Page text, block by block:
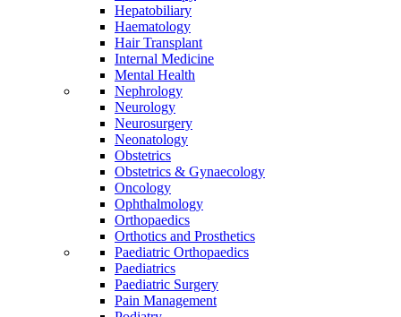
Hepatobiliary
Haematology
Hair Transplant
Internal Medicine
Mental Health
Nephrology
Neurology
Neurosurgery
Neonatology
Obstetrics
Obstetrics & Gynaecology
Oncology
Ophthalmology
Orthopaedics
Orthotics and Prosthetics
Paediatric Orthopaedics
Paediatrics
Paediatric Surgery
Pain Management